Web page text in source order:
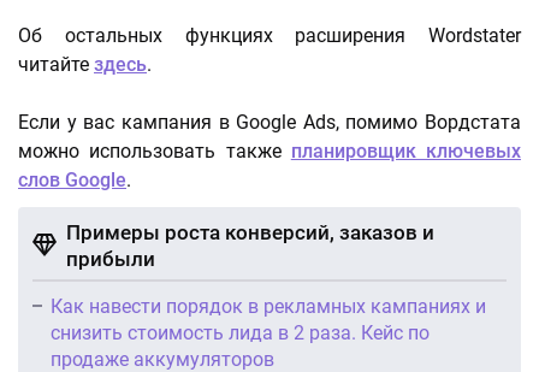
Об остальных функциях расширения Wordstater
читайте здесь.
Если у вас кампания в Google Ads, помимо Вордстата
можно использовать также планировщик ключевых
слов Google.
Примеры роста конверсий, заказов и
прибыли
Как навести порядок в рекламных кампаниях и
снизить стоимость лида в 2 раза. Кейс по
продаже аккумуляторов